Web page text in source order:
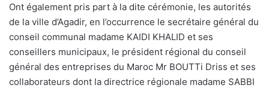
Ont également pris part à la dite cérémonie, les autorités
de la ville d’Agadir, en l’occurrence le secrétaire général du
conseil communal madame KAIDI KHALID et ses
conseillers municipaux, le président régional du conseil
général des entreprises du Maroc Mr BOUTTi Driss et ses
collaborateurs dont la directrice régionale madame SABBI